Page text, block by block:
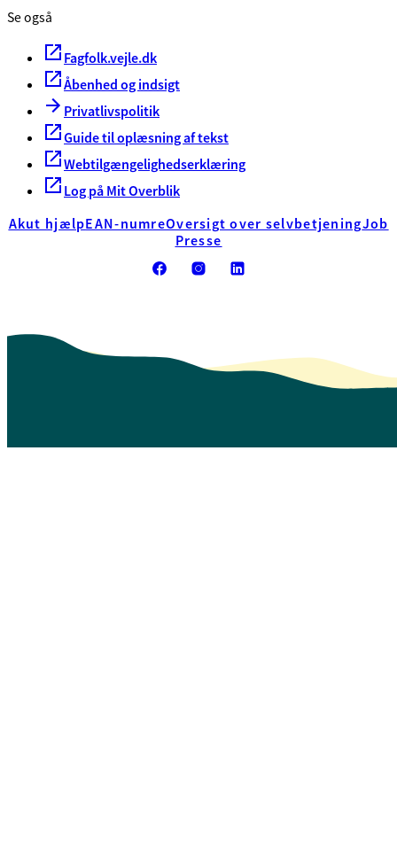
Se også
Fagfolk.vejle.dk
Åbenhed og indsigt
Privatlivspolitik
Guide til oplæsning af tekst
Webtilgængelighedserklæring
Log på Mit Overblik
Akut hjælpEAN-numreOversigt over selvbetjeningJob
Presse